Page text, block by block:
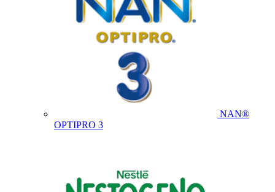
NAN®
OPTIPRO 3